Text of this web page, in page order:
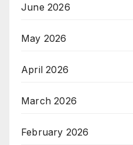
June 2026
May 2026
April 2026
March 2026
February 2026